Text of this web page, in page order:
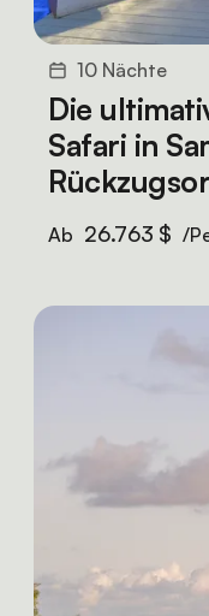
10 Nächte
Die
Safari in
Ab 26.763 $ /